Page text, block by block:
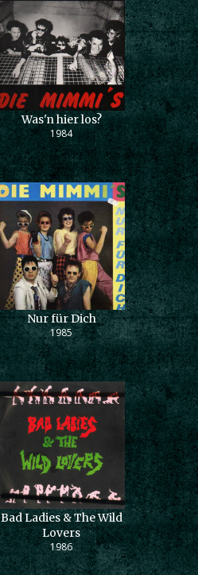
Was'n hier los?
1984
Nur für Dich
1985
Bad Ladies & The Wild
Lovers
1986